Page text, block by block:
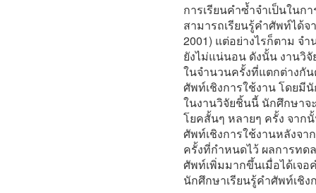
การเรียนคำซ้ำจำเป็นในก
สามารถเรียนรู้คำศัพท์ได้จ
2001) แต่อย่างไรก็ตาม จ
ยังไม่แน่นอน ดังนั้น งานวิจั
ในจำนวนครั้งที่แตกต่างกั
ศัพท์เชิงการใช้งาน โดยมี
ในงานวิจัยชิ้นนี้ นักศึกษาจ
โยคสั้นๆ หลายๆ ครั้ง จาก
ศัพท์เชิงการใช้งานหลังจ
ครั้งที่กำหนดไว้ ผลการท
ศัพท์เพิ่มมากขึ้นเมื่อได้เจ
นักศึกษาเรียนรู้คำศัพท์เชิง